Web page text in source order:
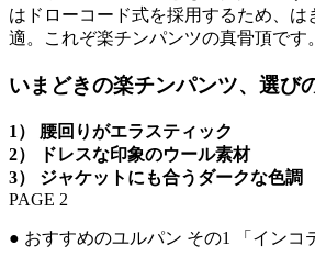
はドローコード式を採用するため、は
適。これぞ楽チンパンツの真骨頂です。
いまどきの楽チンパンツ、選び
1） 腰回りがエラスティック
2） ドレスな印象のウール素材
3） ジャケットにも合うダークな色調
PAGE 2
● おすすめのユルパン その1 「イン